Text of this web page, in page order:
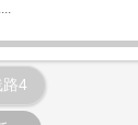
路4